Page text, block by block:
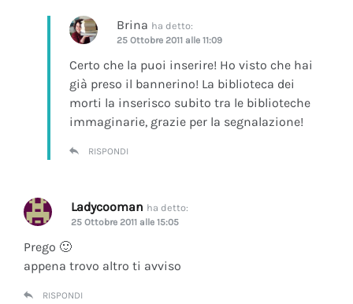
Brina ha detto:
25 Ottobre 2011 alle 11:09
Certo che la puoi inserire! Ho visto che hai
già preso il bannerino! La biblioteca dei
morti la inserisco subito tra le biblioteche
immaginarie, grazie per la segnalazione!
RISPONDI
Ladycooman ha detto:
25 Ottobre 2011 alle 15:05
Prego 🙂
appena trovo altro ti avviso
RISPONDI